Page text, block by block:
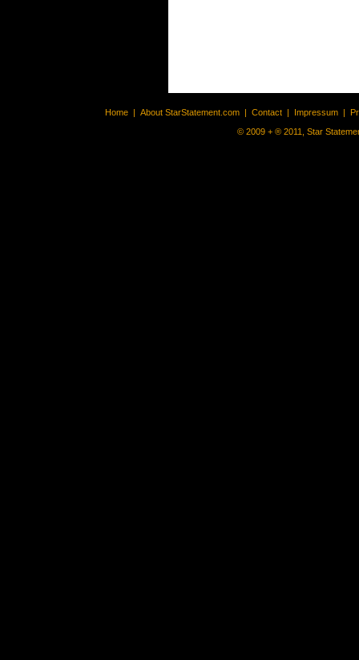
Home | About StarStatement.com | Contact | Impressum |
© 2009 + ® 2011, Star